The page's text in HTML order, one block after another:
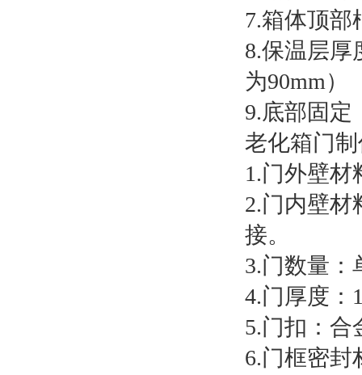
7.箱体顶部
8.保温层厚
为90mm）
9.底部固定
老化箱门
1.门外壁材
2.门内壁材
接。
3.门数量：
4.门厚度：
5.门扣：合
6.门框密封